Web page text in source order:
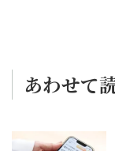
あわせて